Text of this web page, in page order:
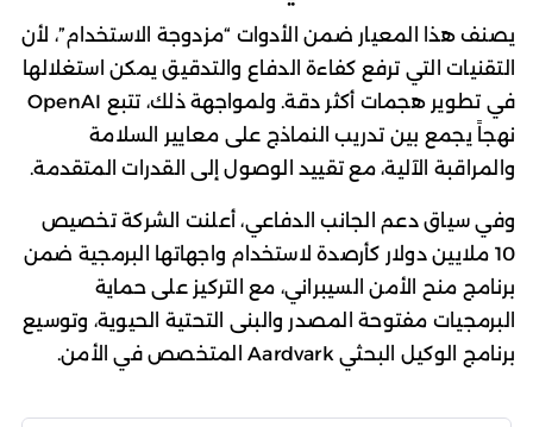
يصنف هذا المعيار ضمن الأدوات “مزدوجة الاستخدام”، لأن
التقنيات التي ترفع كفاءة الدفاع والتدقيق يمكن استغلالها
في تطوير هجمات أكثر دقة. ولمواجهة ذلك، تتبع OpenAI
نهجاً يجمع بين تدريب النماذج على معايير السلامة
والمراقبة الآلية، مع تقييد الوصول إلى القدرات المتقدمة.
وفي سياق دعم الجانب الدفاعي، أعلنت الشركة تخصيص
10 ملايين دولار كأرصدة لاستخدام واجهاتها البرمجية ضمن
برنامج منح الأمن السيبراني، مع التركيز على حماية
البرمجيات مفتوحة المصدر والبنى التحتية الحيوية، وتوسيع
برنامج الوكيل البحثي Aardvark المتخصص في الأمن.